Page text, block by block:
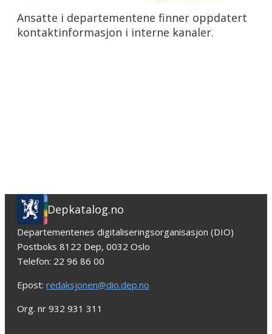
Ansatte i departementene finner oppdatert
kontaktinformasjon i interne kanaler.
Depkatalog.no
Departementenes digitaliseringsorganisasjon (DIO)
Postboks 8122 Dep, 0032 Oslo
Telefon: 22 96 86 00
Epost: redaksjonen@dio.dep.no
Org. nr 932 931 311